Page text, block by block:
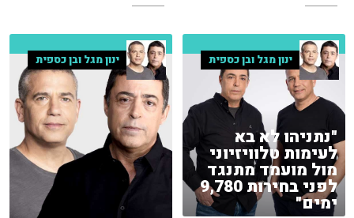
ינון מגל ובן כספית
"נתניהו לא בא
לעימות טלוויזיוני
מול מועמד מתנגד
לפני בחירות 9,780
ימים"
ינון מגל ובן כספית